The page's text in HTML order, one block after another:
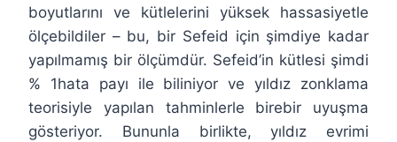
boyutlarını ve kütlelerini yüksek hassasiyetle
ölçebildiler – bu, bir Sefeid için şimdiye kadar
yapılmamış bir ölçümdür. Sefeid’in kütlesi şimdi
% 1hata payı ile biliniyor ve yıldız zonklama
teorisiyle yapılan tahminlerle birebir uyuşma
gösteriyor. Bununla birlikte, yıldız evrimi